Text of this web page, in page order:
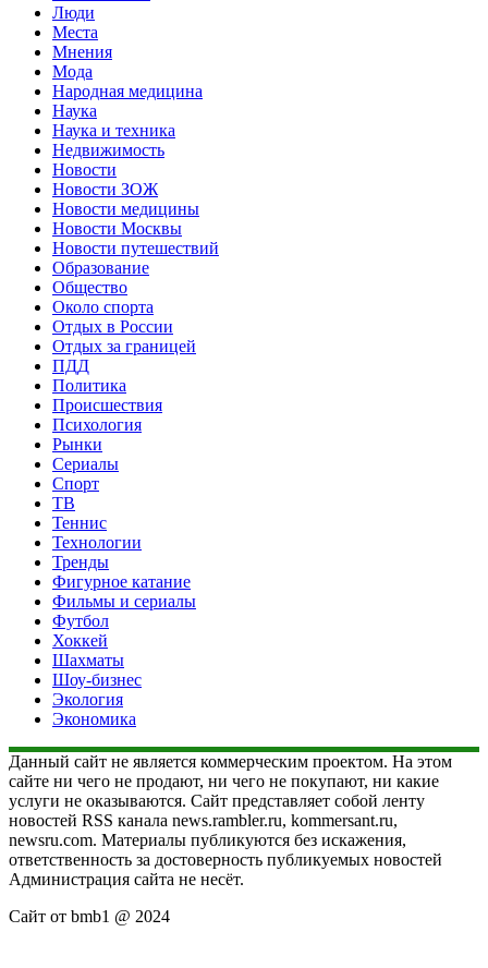
Люди
Места
Мнения
Мода
Народная медицина
Наука
Наука и техника
Недвижимость
Новости
Новости ЗОЖ
Новости медицины
Новости Москвы
Новости путешествий
Образование
Общество
Около спорта
Отдых в России
Отдых за границей
ПДД
Политика
Происшествия
Психология
Рынки
Сериалы
Спорт
ТВ
Теннис
Технологии
Тренды
Фигурное катание
Фильмы и сериалы
Футбол
Хоккей
Шахматы
Шоу-бизнес
Экология
Экономика
Данный сайт не является коммерческим проектом. На этом
сайте ни чего не продают, ни чего не покупают, ни какие
услуги не оказываются. Сайт представляет собой ленту
новостей RSS канала news.rambler.ru, kommersant.ru,
newsru.com. Материалы публикуются без искажения,
ответственность за достоверность публикуемых новостей
Администрация сайта не несёт.
Сайт от bmb1 @ 2024